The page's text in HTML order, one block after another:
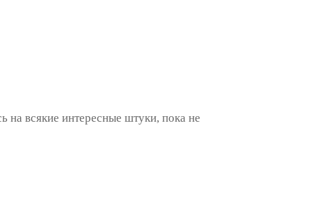
всякие интересные штуки, пока не